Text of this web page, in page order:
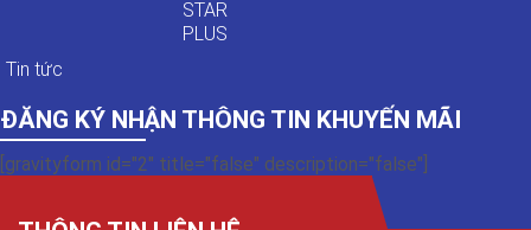
STAR
PLUS
Tin tức
ĐĂNG KÝ NHẬN THÔNG TIN KHUYẾN MÃI
[gravityform id="2" title="false" description="false"]